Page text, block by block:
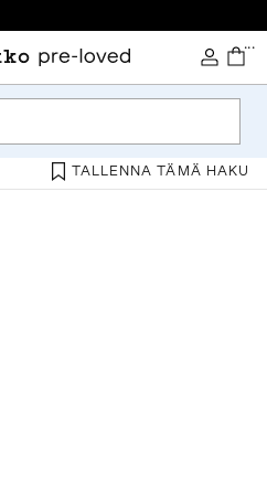
...
TALLENNA TÄMÄ HAKU